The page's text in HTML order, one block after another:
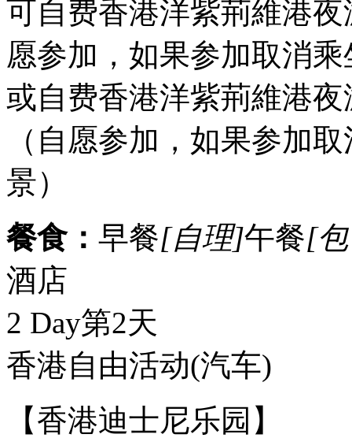
可自费香港洋紫荊維港
愿参加，如果参加取消
或自费香港洋紫荊維港
（自愿参加，如果参加
景）
餐食： 早餐[自理]午餐[
酒店
2 Day第2天
香港自由活动(汽车)
【香港迪士尼乐园】